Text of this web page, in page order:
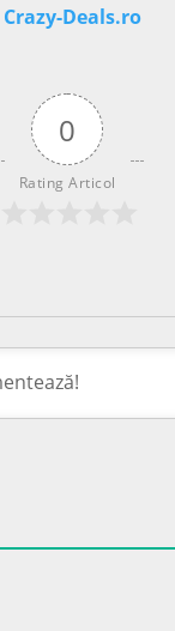
Crazy-Deals.ro
0
Rating Articol